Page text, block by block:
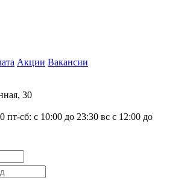
Акции Вакансии
30
пт-сб: c 10:00 до 23:30 вс с 12:00 до